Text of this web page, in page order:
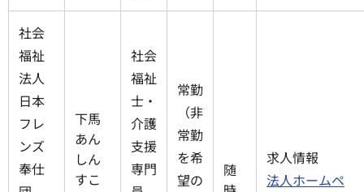
社会
福祉
法人
日本
フレ
ンズ
奉仕
下馬
あん
しん
すこ
社会
福祉
士・
介護
支援
専門
常勤
（非
常勤
を希
望の
随
求人情報
法人ホームペ